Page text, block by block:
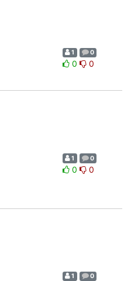
1 0
0 0
1 0
0 0
1 0